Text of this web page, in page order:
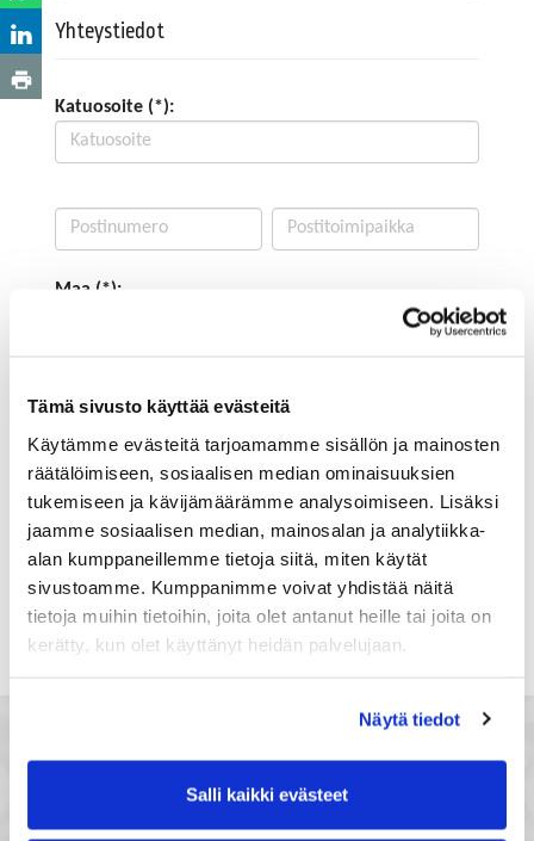
Tämä sivusto käyttää evästeitä
Käytämme evästeitä tarjoamamme sisällön ja mainosten
räätälöimiseen, sosiaalisen median ominaisuuksien
tukemiseen ja kävijämäärämme analysoimiseen. Lisäksi
jaamme sosiaalisen median, mainosalan ja analytiikka-
alan kumppaneillemme tietoja siitä, miten käytät
sivustoamme. Kumppanimme voivat yhdistää näitä
tietoja muihin tietoihin, joita olet antanut heille tai joita on
kerätty, kun olet käyttänyt heidän palvelujaan.
Näytä tiedot
Salli kaikki evästeet
Yhteystiedot
Katuosoite (*):
Maa (*):
Haluan tilata Satakunnan kauppakamari
uutiskirjeen
Olen lukenut Satakunnan kauppakamarin
tietosuojaselosteenja hyväksyn henkilötietojeni
käsittelyn (*)
(*) Tieto on pakollinen